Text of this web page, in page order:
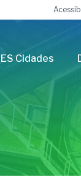
Cidades